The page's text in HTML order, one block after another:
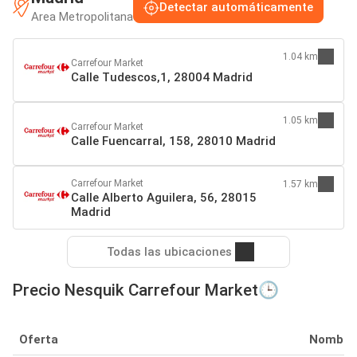
Area Metropolitana
Detectar automáticamente
Carrefour Market
Calle Tudescos,1, 28004 Madrid
1.04 km
Carrefour Market
Calle Fuencarral, 158, 28010 Madrid
1.05 km
Carrefour Market
Calle Alberto Aguilera, 56, 28015
Madrid
1.57 km
Todas las ubicaciones
Precio Nesquik Carrefour Market🕒
Oferta Nombre